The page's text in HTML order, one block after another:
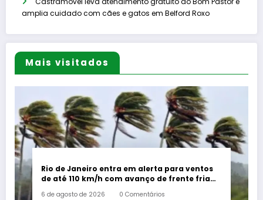
amplia cuidado com cães e gatos em Belford Roxo
Mais visitados
Rio de Janeiro entra em alerta para ventos
de até 110 km/h com avanço de frente fria
6 de agosto de 2026 0 Comentários